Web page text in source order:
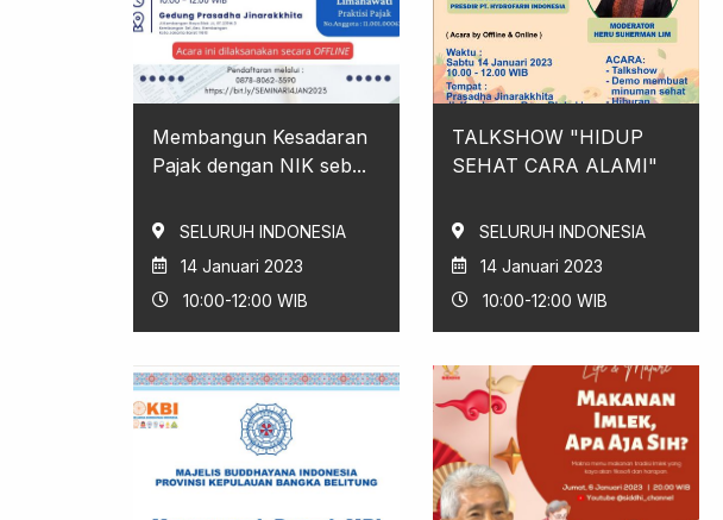
Membangun Kesadaran
Pajak dengan NIK seb...
SELURUH INDONESIA
14 Januari 2023
10:00-12:00 WIB
TALKSHOW "HIDUP
SEHAT CARA ALAMI"
SELURUH INDONESIA
14 Januari 2023
10:00-12:00 WIB